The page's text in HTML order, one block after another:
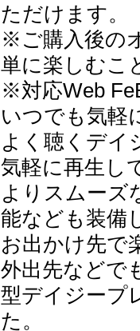
ただけます。
※ご購入後の
単に楽しむこ
※対応Web
いつでも気軽
よく聴くデイ
気軽に再生し
よりスムーズ
能なども装備
お出かけ先で
外出先などで
型デイジープ
た。